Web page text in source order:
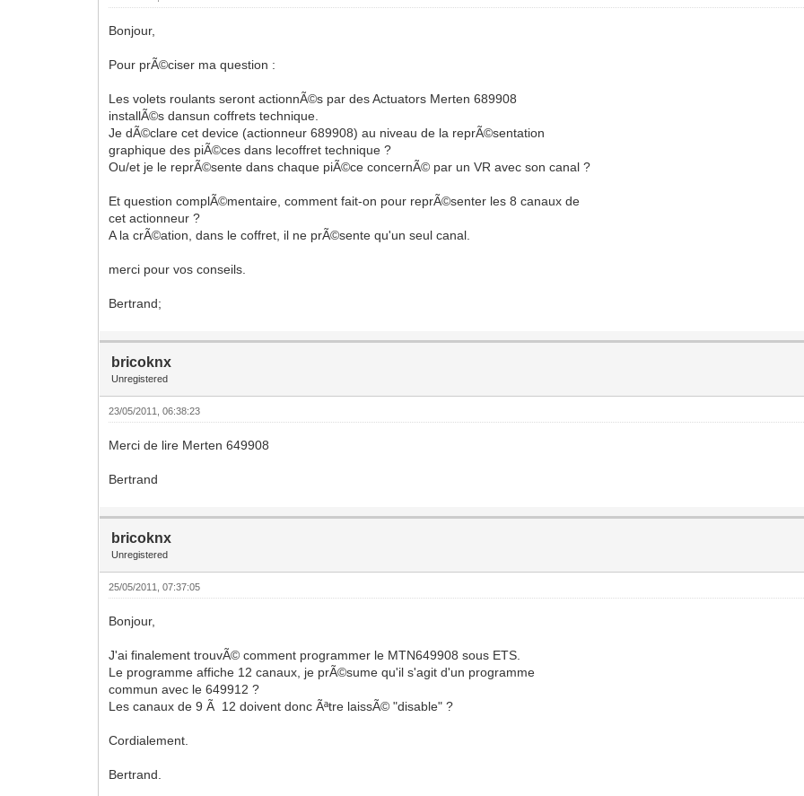
Bonjour,
Pour prÃ©ciser ma question :
Les volets roulants seront actionnÃ©s par des Actuators Merten 689908
installÃ©s dansun coffrets technique.
Je dÃ©clare cet device (actionneur 689908) au niveau de la reprÃ©sentation
graphique des piÃ©ces dans lecoffret technique ?
Ou/et je le reprÃ©sente dans chaque piÃ©ce concernÃ© par un VR avec son canal ?
Et question complÃ©mentaire, comment fait-on pour reprÃ©senter les 8 canaux de
cet actionneur ?
A la crÃ©ation, dans le coffret, il ne prÃ©sente qu'un seul canal.
merci pour vos conseils.
Bertrand;
bricoknx
Unregistered
23/05/2011, 06:38:23
Merci de lire Merten 649908
Bertrand
bricoknx
Unregistered
25/05/2011, 07:37:05
Bonjour,
J'ai finalement trouvÃ© comment programmer le MTN649908 sous ETS.
Le programme affiche 12 canaux, je prÃ©sume qu'il s'agit d'un programme
commun avec le 649912 ?
Les canaux de 9 Ã 12 doivent donc Ãªtre laissÃ© "disable" ?
Cordialement.
Bertrand.